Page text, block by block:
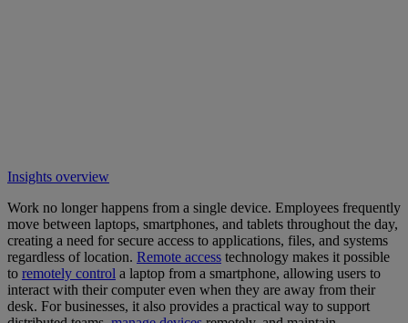
Insights overview
Work no longer happens from a single device. Employees frequently
move between laptops, smartphones, and tablets throughout the day,
creating a need for secure access to applications, files, and systems
regardless of location. Remote access technology makes it possible
to remotely control a laptop from a smartphone, allowing users to
interact with their computer even when they are away from their
desk. For businesses, it also provides a practical way to support